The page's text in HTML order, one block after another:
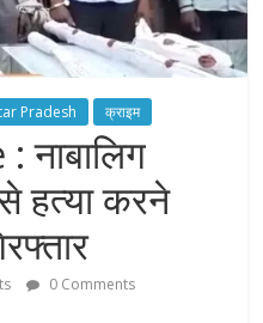
Pradesh क्राइम
हत्या करने
0 Comments